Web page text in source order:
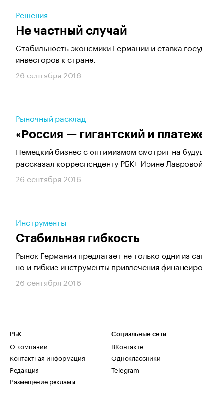
Решения
Не частный случай
Стабильность экономики Германии и ставка
инвесторов к стране.
26 сентября 2016
Рыночный расклад
«Россия — гигантский и
Немецкий бизнес с оптимизмом смотрит на
рассказал корреспонденту РБК+ Ирине
26 сентября 2016
Инструменты
Стабильная гибкость
Рынок Германии предлагает не только одни из
но и гибкие инструменты привлечения
26 сентября 2016
РБК
О компании
Контактная информация
Редакция
Размещение рекламы
Социальные сети
ВКонтакте
Одноклассники
Telegram